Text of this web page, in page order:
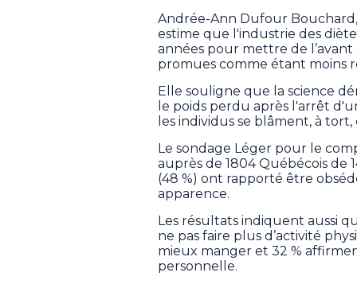
Andrée-Ann Dufour
estime que l'industrie des
années pour mettre de
promues comme étant moins
Elle souligne que la science
le poids perdu après l'arrêt
les individus se blâment, à
Le sondage Léger pour le
auprès de 1804 Québécois de
(48 %) ont rapporté être
apparence.
Les résultats indiquent aussi
ne pas faire plus d’activité
mieux manger et 32 %
personnelle.